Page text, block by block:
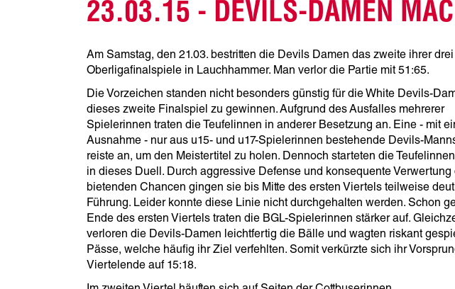
23.03.15 - DEVILS-DAMEN
Am Samstag, den 21.03. bestritten die Devils Damen das zweite ihrer drei
Oberligafinalspiele in Lauchhammer. Man verlor die Partie mit 51:65.
Die Vorzeichen standen nicht besonders günstig für die White Devils-
dieses zweite Finalspiel zu gewinnen. Aufgrund des Ausfalles mehrerer
Spielerinnen traten die Teufelinnen in anderer Besetzung an. Eine - mit
Ausnahme - nur aus u15- und u17-Spielerinnen bestehende Devils-
reiste an, um den Meistertitel zu holen. Dennoch starteten die
in dieses Duell. Durch aggressive Defense und konsequente Verwertung
bietenden Chancen gingen sie bis Mitte des ersten Viertels teilweise
Führung. Leider konnte diese Linie nicht durchgehalten werden. Schon
Ende des ersten Viertels traten die BGL-Spielerinnen stärker auf.
verloren die Devils-Damen leichtfertig die Bälle und wagten riskant
Pässe, welche häufig ihr Ziel verfehlten. Somit verkürzte sich ihr
Viertelende auf 15:18.